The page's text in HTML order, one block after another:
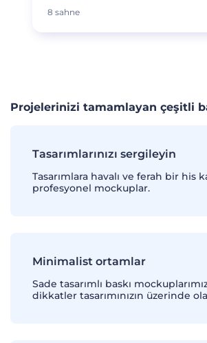
8 sahne
Projelerinizi tamamlayan çeşitli
Tasarımlarınızı sergileyin
Tasarımlara havalı ve ferah bir his
profesyonel mockuplar.
Minimalist ortamlar
Sade tasarımlı baskı
dikkatler tasarımınızın üzerinde